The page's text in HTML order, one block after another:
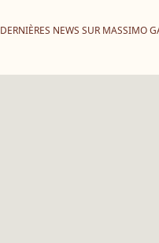
DERNIÈRES NEWS SUR MASSIMO